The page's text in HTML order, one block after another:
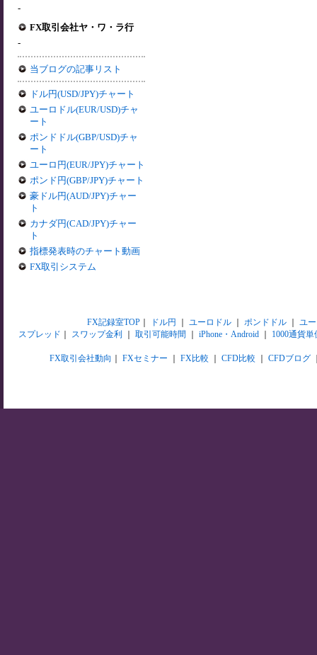
-
FX取引会社ヤ・ワ・ラ行
-
当ブログの記事リスト
ドル円(USD/JPY)チャート
ユーロドル(EUR/USD)チャ
ート
ポンドドル(GBP/USD)チャ
ート
ユーロ円(EUR/JPY)チャート
ポンド円(GBP/JPY)チャート
豪ドル円(AUD/JPY)チャー
ト
カナダ円(CAD/JPY)チャー
ト
指標発表時のチャート動画
FX取引システム
FX記録室TOP｜ ドル円 ユーロドル｜ ポンドドル｜ ユ
スプレッド
スワップ金利 取引可能時間 iPhone・Android 1000通貨単
FX取引会社動向 FXセミナー FX比較 CFD比較 CFDブログ